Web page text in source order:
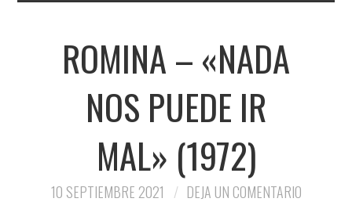
ROMINA – «NADA
NOS PUEDE IR
MAL» (1972)
10 SEPTIEMBRE 2021 DEJA UN COMENTARIO